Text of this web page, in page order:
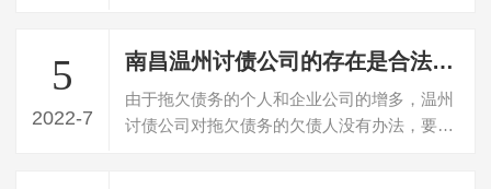
5
2022-7
南昌温州讨债公司的存在是合法的吗？
由于拖欠债务的个人和企业公司的增多，温州
讨债公司对拖欠债务的欠债人没有办法，要不